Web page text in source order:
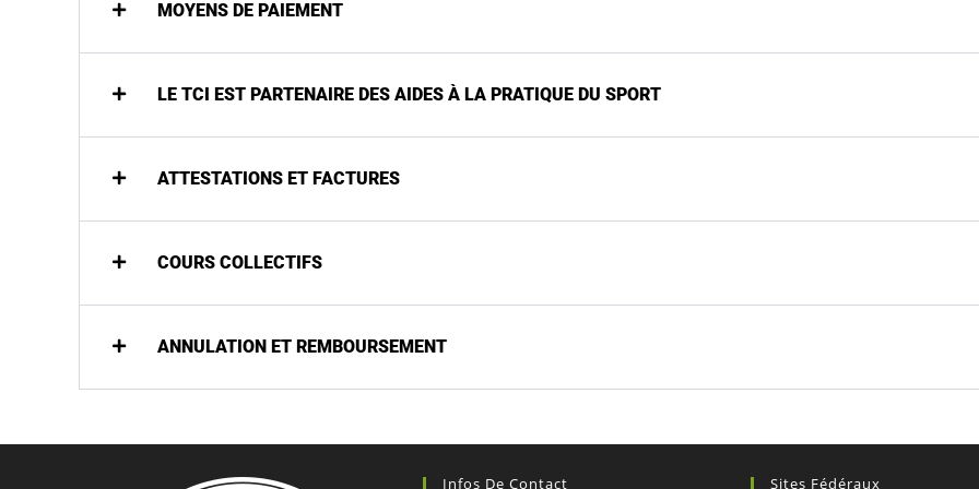
MOYENS DE PAIEMENT
LE TCI EST PARTENAIRE DES AIDES À LA PRATIQUE DU SPORT
ATTESTATIONS ET FACTURES
COURS COLLECTIFS
ANNULATION ET REMBOURSEMENT
Infos De Contact Sites Fédéraux